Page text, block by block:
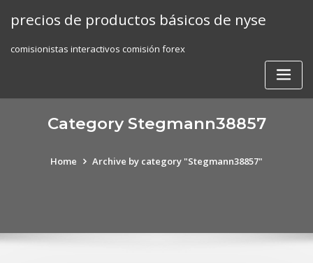
precios de productos básicos de nyse
comisionistas interactivos comisión forex
Category Stegmann38857
Home Archive by category "Stegmann38857"